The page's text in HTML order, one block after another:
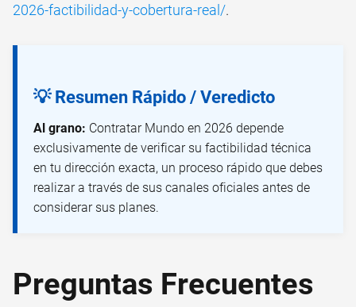
2026-factibilidad-y-cobertura-real/.
💡 Resumen Rápido / Veredicto
Al grano: Contratar Mundo en 2026 depende
exclusivamente de verificar su factibilidad técnica
en tu dirección exacta, un proceso rápido que debes
realizar a través de sus canales oficiales antes de
considerar sus planes.
Preguntas Frecuentes